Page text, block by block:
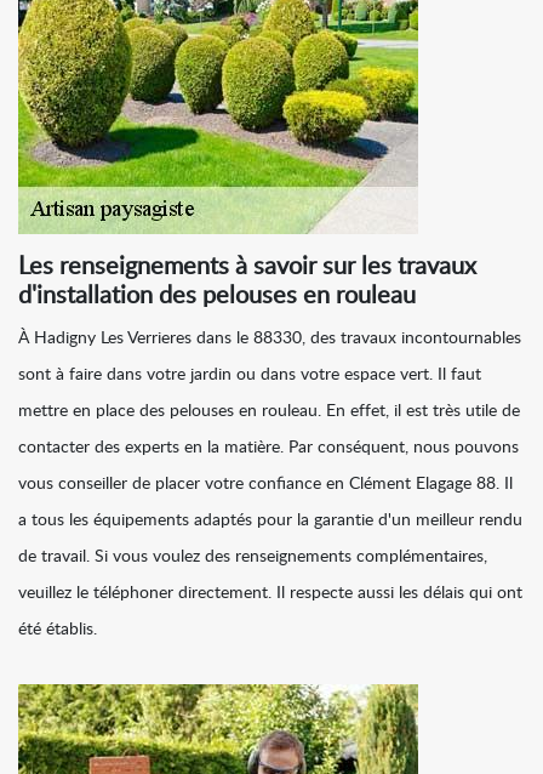
Les renseignements à savoir sur les travaux
d'installation des pelouses en rouleau
À Hadigny Les Verrieres dans le 88330, des travaux incontournables
sont à faire dans votre jardin ou dans votre espace vert. Il faut
mettre en place des pelouses en rouleau. En effet, il est très utile de
contacter des experts en la matière. Par conséquent, nous pouvons
vous conseiller de placer votre confiance en Clément Elagage 88. Il
a tous les équipements adaptés pour la garantie d'un meilleur rendu
de travail. Si vous voulez des renseignements complémentaires,
veuillez le téléphoner directement. Il respecte aussi les délais qui ont
été établis.